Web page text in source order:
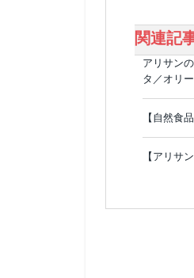
関連記
アリサン
タ／オリ
【自然食
【アリサ